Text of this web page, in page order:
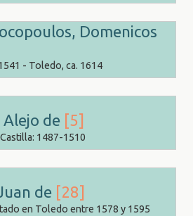
Domenicos
- Toledo, ca. 1614
de [5]
1487-1510
de [28]
en Toledo entre 1578 y 1595